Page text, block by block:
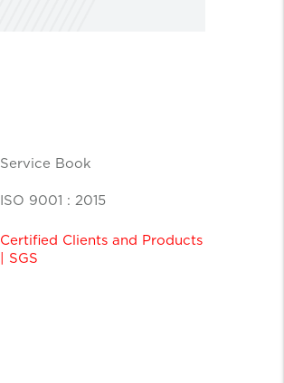
Service Book
ISO 9001 : 2015
Certified Clients and Products
| SGS